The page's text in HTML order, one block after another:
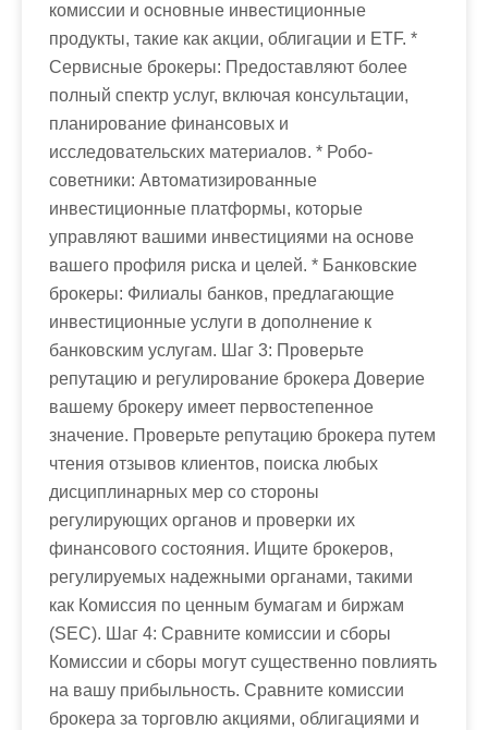
комиссии и основные инвестиционные
продукты, такие как акции, облигации и ETF. *
Сервисные брокеры: Предоставляют более
полный спектр услуг, включая консультации,
планирование финансовых и
исследовательских материалов. * Робо-
советники: Автоматизированные
инвестиционные платформы, которые
управляют вашими инвестициями на основе
вашего профиля риска и целей. * Банковские
брокеры: Филиалы банков, предлагающие
инвестиционные услуги в дополнение к
банковским услугам. Шаг 3: Проверьте
репутацию и регулирование брокера Доверие
вашему брокеру имеет первостепенное
значение. Проверьте репутацию брокера путем
чтения отзывов клиентов, поиска любых
дисциплинарных мер со стороны
регулирующих органов и проверки их
финансового состояния. Ищите брокеров,
регулируемых надежными органами, такими
как Комиссия по ценным бумагам и биржам
(SEC). Шаг 4: Сравните комиссии и сборы
Комиссии и сборы могут существенно повлиять
на вашу прибыльность. Сравните комиссии
брокера за торговлю акциями, облигациями и